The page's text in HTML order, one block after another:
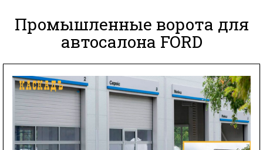
Промышленные ворота для
автосалона FORD